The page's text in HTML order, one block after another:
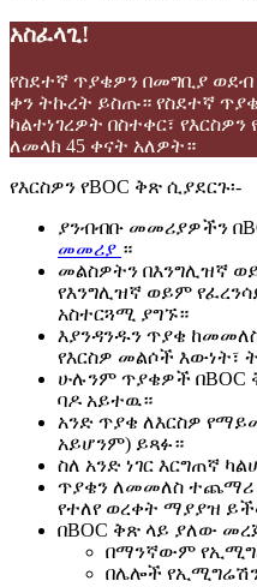
አስፈላጊ!
የስደተኛ ጥያቄዎን በመግቢያ
ቀን ትኩረት ይስጡ። የስደተኛ
ካልተነገረዎት በስተቀር፣
ለመላክ 45 ቀናት አለዎት።
የእርስዎን የBOC ቅጽ ሲያደርጉ፡-
ያንብብቡ መመሪያዎችን
መመሪያ ።
መልስዎትን በእንግሊዝኛ
የእንግሊዝኛ ወይም
አስተርጓሚ ያግኙ።
እያንዳንዱን ጥያቄ
የእርስዎ መልሶች እውነት፣
ሁሉንም ጥያቄዎች
ባዶ አይተዉ።
አንድ ጥያቄ ለእርስዎ
አይሆንም) ይጻፉ።
ስለ አንድ ነገር እርግጠኛ
ጥያቄን ለመመለስ ተጨማሪ
የተለየ ወረቀት ማያያዝ
በBOC ቅጽ ላይ ያለው
በማንኛውም
በሌሎች